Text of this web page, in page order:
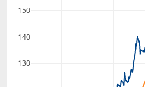
130
140
150